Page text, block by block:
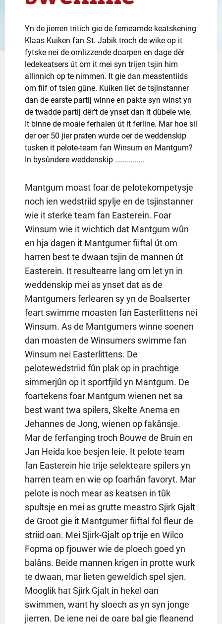
Yn de jierren tritich gie de ferneamde keatskening
Klaas Kuiken fan St. Jabik troch de wike op it
fytske nei de omlizzende doarpen en dage dêr
ledekeatsers út om it mei syn trijen tsjin him
allinnich op te nimmen. It gie dan meastentiids
om fiif of tsien gûne. Kuiken liet de tsjinstanner
dan de earste partij winne en pakte syn winst yn
de twadde partij dêr’t de ynset dan it dûbele wie.
It binne de moaie ferhalen út it ferline. Mar hoe sil
der oer 50 jier praten wurde oer de weddenskip
tusken it pelote-team fan Winsum en Mantgum?
In bysûndere weddenskip ...............
Mantgum moast foar de pelotekompetysje
noch ien wedstriid spylje en de tsjinstanner
wie it sterke team fan Easterein. Foar
Winsum wie it wichtich dat Mantgum wûn
en hja dagen it Mantgumer fiiftal út om
harren best te dwaan tsjin de mannen út
Easterein. It resultearre lang om let yn in
weddenskip mei as ynset dat as de
Mantgumers ferlearen sy yn de Boalserter
feart swimme moasten fan Easterlittens nei
Winsum. As de Mantgumers winne soenen
dan moasten de Winsumers swimme fan
Winsum nei Easterlittens. De
pelotewedstriid fûn plak op in prachtige
simmerjûn op it sportfjild yn Mantgum. De
foartekens foar Mantgum wienen net sa
best want twa spilers, Skelte Anema en
Jehannes de Jong, wienen op fakânsje.
Mar de ferfanging troch Bouwe de Bruin en
Jan Heida koe besjen leie. It pelote team
fan Easterein hie trije selekteare spilers yn
harren team en wie op foarhân favoryt. Mar
pelote is noch mear as keatsen in tûk
spultsje en mei as grutte meastro Sjirk Gjalt
de Groot gie it Mantgumer fiiftal fol fleur de
striid oan. Mei Sjirk-Gjalt op trije en Wilco
Fopma op fjouwer wie de ploech goed yn
balâns. Beide mannen krigen in protte wurk
te dwaan, mar lieten geweldich spel sjen.
Mooglik hat Sjirk Gjalt in hekel oan
swimmen, want hy sloech as yn syn jonge
jierren. De iene nei de oare bal gie fleanend